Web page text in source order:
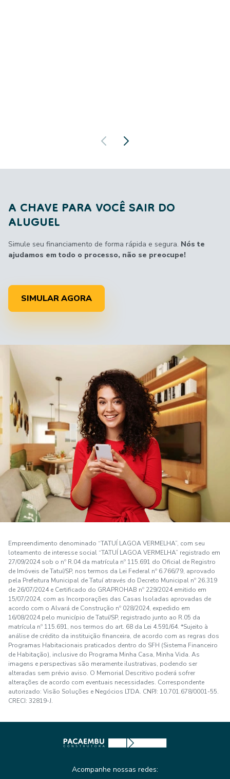
A CHAVE PARA VOCÊ SAIR DO
ALUGUEL
Simule seu financiamento de forma rápida e segura. Nós te
ajudamos em todo o processo, não se preocupe!
SIMULAR AGORA
Empreendimento denominado “TATUÍ LAGOA VERMELHA”, com seu
loteamento de interesse social “TATUÍ LAGOA VERMELHA” registrado em
27/09/2024 sob o nº R.04 da matrícula nº 115.691 do Oficial de Registro
de Imóveis de Tatuí/SP, nos termos da Lei Federal nº 6.766/79, aprovado
pela Prefeitura Municipal de Tatuí através do Decreto Municipal nº 26.319
de 26/07/2024 e Certificado do GRAPROHAB nº 229/2024 emitido em
15/07/2024, com as Incorporações das Casas Isoladas aprovadas de
acordo com o Alvará de Construção nº 028/2024, expedido em
16/08/2024 pelo município de Tatuí/SP, registrado junto ao R.05 da
matrícula nº 115.691, nos termos do art. 68 da Lei 4.591/64. *Sujeito à
análise de crédito da instituição financeira, de acordo com as regras dos
Programas Habitacionais praticados dentro do SFH (Sistema Financeiro
de Habitação), inclusive do Programa Minha Casa, Minha Vida. As
imagens e perspectivas são meramente ilustrativas, podendo ser
alteradas sem prévio aviso. O Memorial Descritivo poderá sofrer
alterações de acordo com eventuais necessidades. Correspondente
autorizado: Visão Soluções e Negócios LTDA. CNPJ: 10.701.678/0001-55.
CRECI: 32819-J.
Acompanhe nossas redes: